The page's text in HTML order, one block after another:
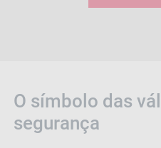
O símbolo das
segurança